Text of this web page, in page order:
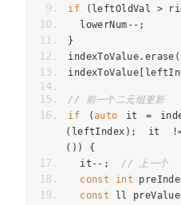
if
( leftOldVal >
lowerNum -- ;
}
indexToValue. erase (
indexToValue
// 前一个二元组更新
if
(auto it =
( leftIndex ); it
())
{
it -- ;
// 上一个
const
int
const
ll preValue